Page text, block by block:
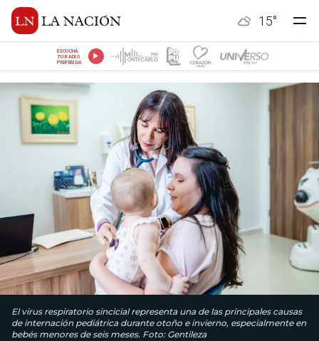
15°
ESCUCHÁ
TU RADIO
PREFERIDA
El virus respiratorio sincicial representa una de las principales causas
de internación pediátrica durante otoño e invierno, especialmente en
bebés menores de seis meses. Foto: Gentileza